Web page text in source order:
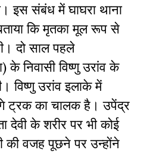
इस संबंध में घाघरा थाना
कि मृतका मूल रूप से
दो साल पहले
के निवासी विष्णु उरांव के
विष्णु उरांव इलाके में
ट्रक का चालक है। उपेंद्र
देवी के शरीर पर भी कोई
की वजह पूछने पर उन्होंने